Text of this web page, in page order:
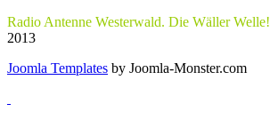
Radio Antenne Westerwald. Die Wäller Welle!
2013
Joomla Templates by Joomla-Monster.com